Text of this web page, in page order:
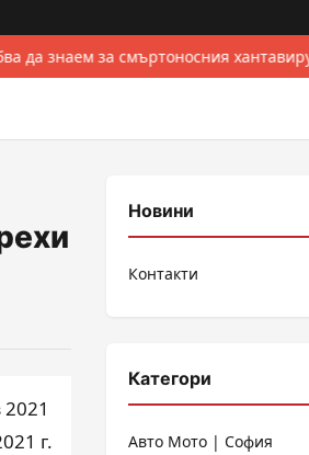
да знаем за смъртоносния
г.
Новини
Контакти
Категори
Авто Мото | София